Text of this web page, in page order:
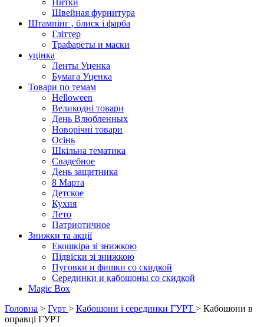
Нитки
Швейная фурнитура
Штампінг , блиск і фарба
Гліттер
Трафареты и маски
уцінка
Ленты Уценка
Бумага Уценка
Товари по темам
Helloween
Великодні товари
День Влюбленных
Новорічні товари
Осінь
Шкільна тематика
Свадебное
День защитника
8 Марта
Детское
Кухня
Лето
Патриотичное
Знижки та акції
Екошкіра зі знижкою
Підвіски зі знижкою
Пуговки и фишки со скидкой
Серединки и кабошоны со скидкой
Magic Box
Головна > Гурт > Кабошони і серединки ГУРТ > Кабошони в
оправці ГУРТ